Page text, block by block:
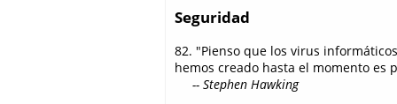
Seguridad
82. "Pienso que los virus
hemos creado hasta el momento es
-- Stephen Hawking